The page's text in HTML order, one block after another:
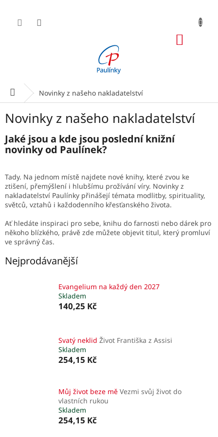
obsah
Domů Novinky z našeho nakladatelství
Novinky z našeho nakladatelství
Jaké jsou a kde jsou poslední knižní
novinky od Paulínek?
Tady. Na jednom místě najdete nové knihy, které zvou ke
ztišení, přemýšlení i hlubšímu prožívání víry. Novinky z
nakladatelství Paulínky přinášejí témata modlitby, spirituality,
světců, vztahů i každodenního křesťanského života.
Ať hledáte inspiraci pro sebe, knihu do farnosti nebo dárek pro
někoho blízkého, právě zde můžete objevit titul, který promluví
ve správný čas.
Nejprodávanější
Evangelium na každý den 2027
Skladem
140,25 Kč
Svatý neklid Život Františka z Assisi
Skladem
254,15 Kč
Můj život beze mě Vezmi svůj život do
vlastních rukou
Skladem
254,15 Kč